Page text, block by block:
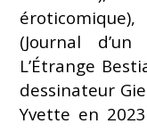
(Journal
L’Étrange
dessinateur
Yvette en